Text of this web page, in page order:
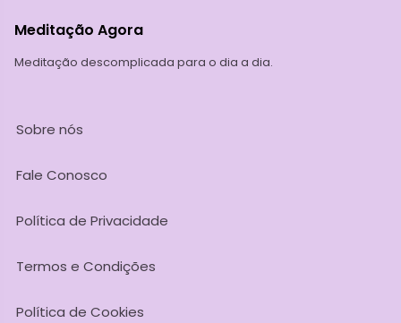
Meditação Agora
Meditação descomplicada para o dia a dia.
Sobre nós
Fale Conosco
Política de Privacidade
Termos e Condições
Política de Cookies